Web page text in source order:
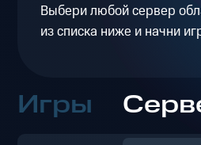
Выбери любой сервер
из списка ниже и начни
Игры